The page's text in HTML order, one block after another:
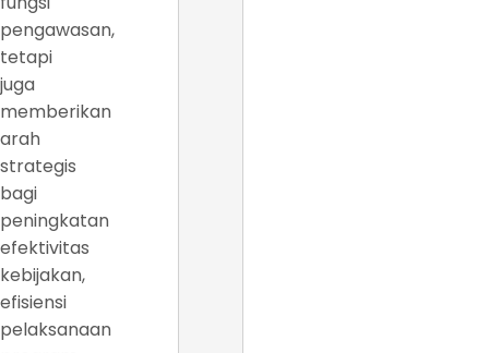
pengawasan,
tetapi
juga
memberikan
arah
strategis
bagi
peningkatan
efektivitas
kebijakan,
efisiensi
pelaksanaan